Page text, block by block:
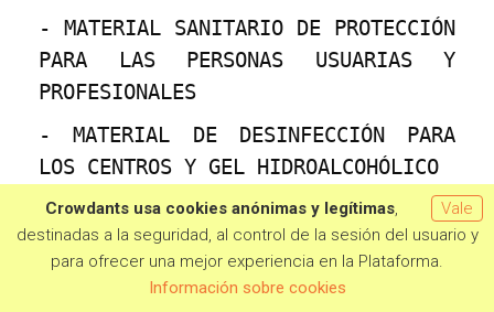
Quiero aportar
- MATERIAL SANITARIO DE PROTECCIÓN
PARA LAS PERSONAS USUARIAS Y
PROFESIONALES
- MATERIAL DE DESINFECCIÓN PARA
LOS CENTROS Y GEL HIDROALCOHÓLICO
- MATERIAL DIGITAL: TABLET,
ORDENADORES, LICENCIAS DE
PROGRAMA, CÁMARAS WEB
Vale
Crowdants usa cookies anónimas y legítimas,
destinadas a la seguridad, al control de la sesión del usuario y
para ofrecer una mejor experiencia en la Plataforma.
Información sobre cookies